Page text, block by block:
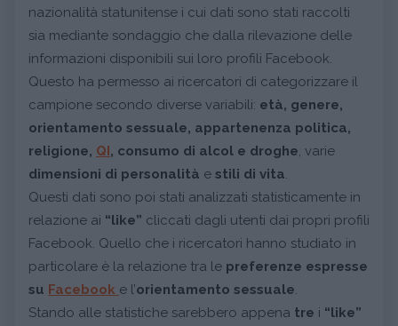
nazionalità statunitense i cui dati sono stati raccolti
sia mediante sondaggio che dalla rilevazione delle
informazioni disponibili sui loro profili Facebook.
Questo ha permesso ai ricercatori di categorizzare il
campione secondo diverse variabili: età, genere,
orientamento sessuale, appartenenza politica,
religione, QI, consumo di alcol e droghe , varie
dimensioni di personalità e stili di vita
Questi dati sono poi stati analizzati statisticamente in
relazione ai “like” cliccati dagli utenti dai propri profili
Facebook. Quello che i ricercatori hanno studiato in
particolare è la relazione tra le preferenze espresse
su Facebook e l’orientamento sessuale
Stando alle statistiche sarebbero appena tre i “like”